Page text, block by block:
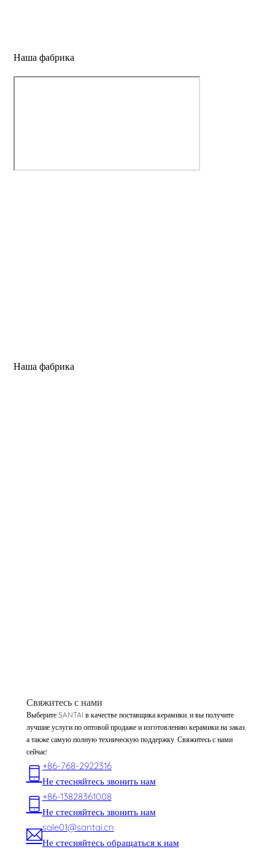
Наша фабрика
Наша фабрика
Свяжитесь с нами
Выберите SANTAI в качестве поставщика керамики, и вы получите
лучшие услуги по оптовой продаже и изготовлению керамики на заказ,
а также самую полную техническую поддержку. Свяжитесь с нами
сейчас!
+86-768-2922316
Не стесняйтесь звонить нам
+86-13828361008
Не стесняйтесь звонить нам
sale01@santai.cn
Не стесняйтесь обращаться к нам